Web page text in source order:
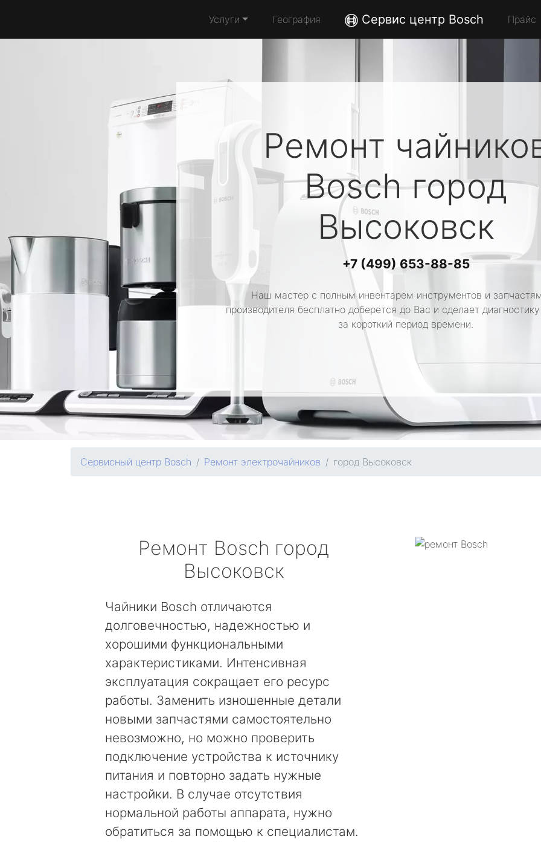
Услуги География Сервис центр Bosch Прайс
Ремонт
Boschгород
Высоковск
+7 (499) 653-88-85
Наш мастер с полным инвентарем инструментов и
производителя бесплатно доберется до Вас и сделает
за короткий период времени.
Сервисный центр Bosch Ремонт электрочайников город Высоковск
Ремонт Bosch город
Высоковск
Чайники Bosch отличаются
долговечностью, надежностью и
хорошими функциональными
характеристиками. Интенсивная
эксплуатация сокращает его ресурс
работы. Заменить изношенные детали
новыми запчастями самостоятельно
невозможно, но можно проверить
подключение устройства к источнику
питания и повторно задать нужные
настройки. В случае отсутствия
нормальной работы аппарата, нужно
обратиться за помощью к специалистам.